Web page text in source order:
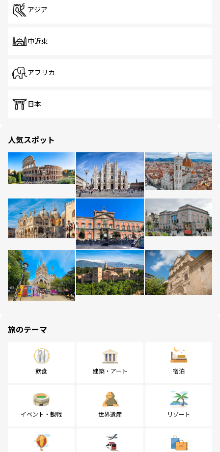
アジア
中近東
アフリカ
日本
人気スポット
旅のテーマ
飲食 建築・アート 宿泊
イベント・観戦 世界遺産 リゾート